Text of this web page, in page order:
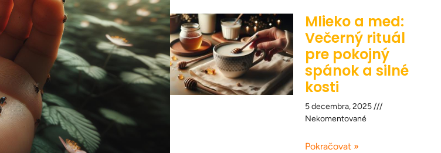
Mlieko a med:
Večerný rituál
pre pokojný
spánok a silné
kosti
5 decembra, 2025
Nekomentované
Pokračovat »